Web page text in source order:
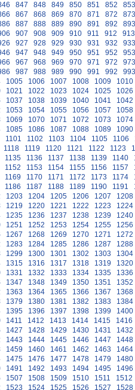
847 848 849 850 851 852 853
867 868 869 870 871 872 873
887 888 889 890 891 892 893
907 908 909 910 911 912 913
927 928 929 930 931 932 933
947 948 949 950 951 952 953
967 968 969 970 971 972 973
987 988 989 990 991 992 993
1005 1006 1007 1008 1009 1010
1021 1022 1023 1024 1025 1026
1037 1038 1039 1040 1041 1042
1053 1054 1055 1056 1057 1058
1069 1070 1071 1072 1073 1074
1085 1086 1087 1088 1089 1090
1101 1102 1103 1104 1105 1106
1118 1119 1120 1121 1122 1123
1135 1136 1137 1138 1139 1140
1152 1153 1154 1155 1156 1157
1169 1170 1171 1172 1173 1174
1186 1187 1188 1189 1190 1191
1203 1204 1205 1206 1207 1208
1219 1220 1221 1222 1223 1224
1235 1236 1237 1238 1239 1240
1251 1252 1253 1254 1255 1256
1267 1268 1269 1270 1271 1272
1283 1284 1285 1286 1287 1288
1299 1300 1301 1302 1303 1304
1315 1316 1317 1318 1319 1320
1331 1332 1333 1334 1335 1336
1347 1348 1349 1350 1351 1352
1363 1364 1365 1366 1367 1368
1379 1380 1381 1382 1383 1384
1395 1396 1397 1398 1399 1400
1411 1412 1413 1414 1415 1416
1427 1428 1429 1430 1431 1432
1443 1444 1445 1446 1447 1448
1459 1460 1461 1462 1463 1464
1475 1476 1477 1478 1479 1480
1491 1492 1493 1494 1495 1496
1507 1508 1509 1510 1511 1512
1523 1524 1525 1526 1527 1528